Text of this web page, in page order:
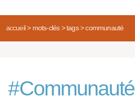
accueil> mots-clés> tags> communauté
#Communauté